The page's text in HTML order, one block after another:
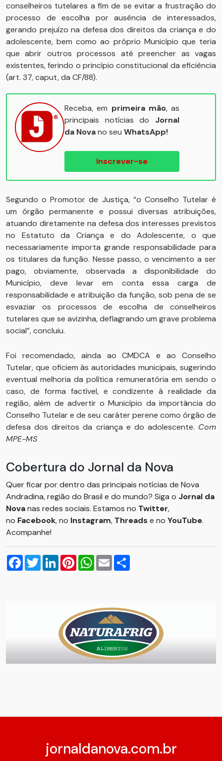
conselheiros tutelares a fim de se evitar a frustração do
processo de escolha por ausência de interessados,
gerando prejuízo na defesa dos direitos da criança e do
adolescente, bem como ao próprio Município que teria
que abrir outros processos até preencher as vagas
existentes, ferindo o princípio constitucional da eficiência
(art. 37, caput, da CF/88).
Receba, em primeira mão, as
principais notícias do Jornal
da Novano seu WhatsApp!
Inscrever-se
Segundo o Promotor de Justiça, “o Conselho Tutelar é
um órgão permanente e possui diversas atribuições,
atuando diretamente na defesa dos interesses previstos
no Estatuto da Criança e do Adolescente, o que
necessariamente importa grande responsabilidade para
os titulares da função. Nesse passo, o vencimento a ser
pago, obviamente, observada a disponibilidade do
Município, deve levar em conta essa carga de
responsabilidade e atribuição da função, sob pena de se
esvaziar os processos de escolha de conselheiros
tutelares que se avizinha, deflagrando um grave problema
social”, concluiu.
Foi recomendado, ainda ao CMDCA e ao Conselho
Tutelar, que oficiem às autoridades municipais, sugerindo
eventual melhoria da política remuneratória em sendo o
caso, de forma factível, e condizente à realidade da
região, além de advertir o Município da importância do
Conselho Tutelar e de seu caráter perene como órgão de
defesa dos direitos da criança e do adolescente. Com
MPE-MS
Cobertura do Jornal da Nova
Quer ficar por dentro das principais notícias de Nova
Andradina, região do Brasil e do mundo? Siga o Jornal da
Novanas redes sociais. Estamos no Twitter,
no Facebook, no Instagram, Threads e no YouTube.
Acompanhe!
Facebook
TwitterLinkedInPinterestWhatsApp
Email
jornaldanova.com.br